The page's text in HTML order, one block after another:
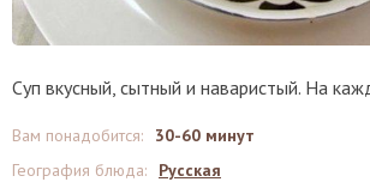
Суп вкусный, сытный и наваристый. На
Вам понадобится:
30-60 минут
География блюда:
Русская